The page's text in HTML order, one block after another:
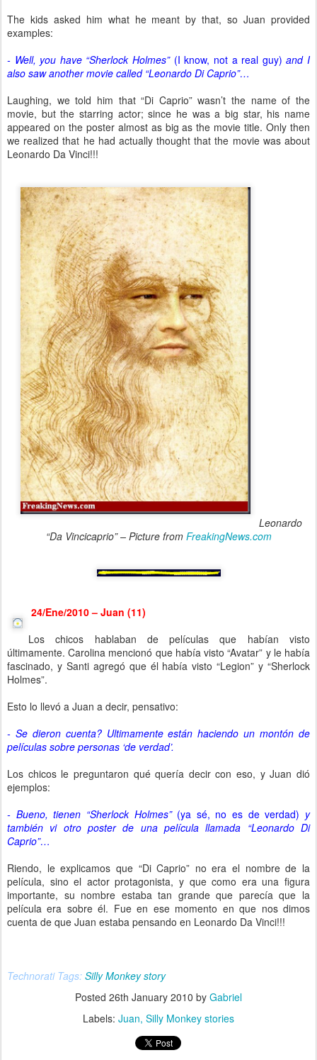
The kids asked him what he meant by that, so Juan provided
examples:
- Well, you have “Sherlock Holmes” (I know, not a real guy)and I
also saw another movie called “Leonardo Di Caprio”…
Laughing, we told him that “Di Caprio” wasn’t the name of the
movie, but the starring actor; since he was a big star, his name
appeared on the poster almost as big as the movie title. Only then
we realized that he had actually thought that the movie was about
Leonardo Da Vinci!!!
Leonardo
“Da Vincicaprio” – Picture from FreakingNews.com
24/Ene/2010 – Juan (11)
Los chicos hablaban de películas que habían visto
últimamente. Carolina mencionó que había visto “Avatar” y le había
fascinado, y Santi agregó que él había visto “Legion” y “Sherlock
Holmes”.
Esto lo llevó a Juan a decir, pensativo:
- Se dieron cuenta? Ultimamente están haciendo un montón de
películas sobre personas ‘de verdad’.
Los chicos le preguntaron qué quería decir con eso, y Juan dió
ejemplos:
- Bueno, tienen “Sherlock Holmes” (ya sé, no es de verdad) y
también vi otro poster de una película llamada “Leonardo Di
Caprio”…
Riendo, le explicamos que “Di Caprio” no era el nombre de la
película, sino el actor protagonista, y que como era una figura
importante, su nombre estaba tan grande que parecía que la
película era sobre él. Fue en ese momento en que nos dimos
cuenta de que Juan estaba pensando en Leonardo Da Vinci!!!
Technorati Tags: Silly Monkey story
Posted 26th January 2010 by Gabriel
Labels: Juan Silly Monkey stories